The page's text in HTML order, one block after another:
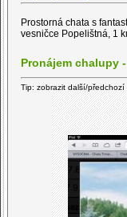
Prostorná chata s
vesničce Popelištná, 1
Pronájem chalupy
Tip: zobrazit další/